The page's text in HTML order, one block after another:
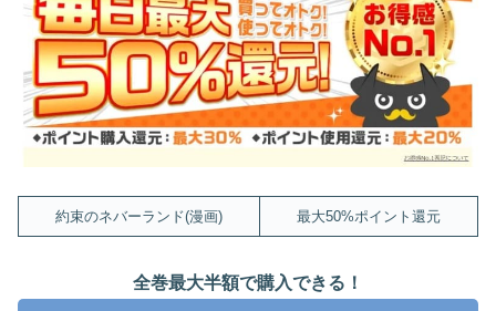
約束のネバーランド(漫画) 最大50%ポイント還元
全巻最大半額で購入できる！